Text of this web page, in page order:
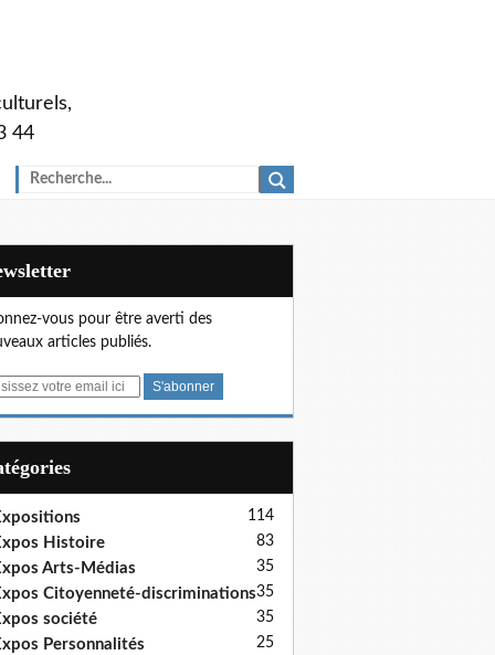
44
vous pour être averti des
articles publiés.
114
Histoire 83
Arts-Médias 35
Citoyenneté-discriminations35
société 35
Personnalités 25